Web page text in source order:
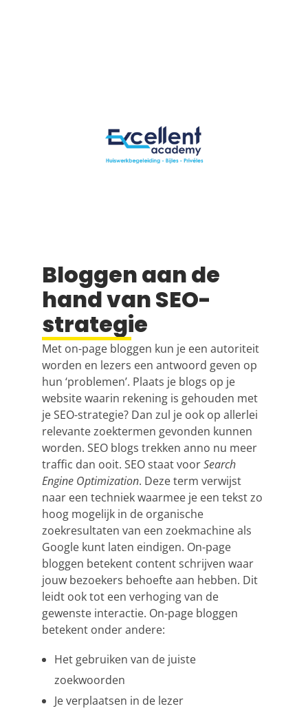
Bloggen aan de
hand van SEO-
strategie
Met on-page bloggen kun je een autoriteit
worden en lezers een antwoord geven op
hun ‘problemen’. Plaats je blogs op je
website waarin rekening is gehouden met
jeSEO-strategie? Dan zul je ook op allerlei
relevante zoektermen gevonden kunnen
worden. SEO blogs trekken anno nu meer
traffic dan ooit. SEOstaat voorSearch
Engine Optimization. Deze term verwijst
naar een techniek waarmee je een tekst zo
hoog mogelijk in de organische
zoekresultaten van een zoekmachine als
Google kunt laten eindigen. On-page
bloggen betekent content schrijven waar
jouw bezoekers behoefte aan hebben. Dit
leidt ook tot een verhoging van de
gewenste interactie. On-page bloggen
betekent onder andere:
Het gebruiken van de juiste
zoekwoorden
Je verplaatsen in de lezer